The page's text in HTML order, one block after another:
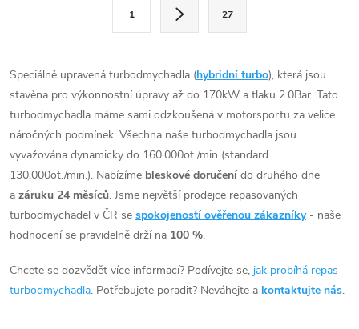
d
a
c
í
p
r
v
k
á
n
k
o
v
á
n
í
1 27
Speciálně upravená turbodmychadla (hybridní turbo), která jsou
stavěna pro výkonnostní úpravy až do 170kW a tlaku 2.0Bar. Tato
turbodmychadla máme sami odzkoušená v motorsportu za velice
náročných podmínek. Všechna naše turbodmychadla jsou
vyvažována dynamicky do 160.000ot./min (standard
130.000ot./min.). Nabízíme bleskové doručení do druhého dne
a záruku 24 měsíců. Jsme největší prodejce repasovaných
turbodmychadel v ČR se spokojeností ověřenou zákazníky- naše
hodnocení se pravidelně drží na 100 %.
Chcete se dozvědět více informací? Podívejte se, jak probíhá repas
turbodmychadla. Potřebujete poradit? Neváhejte a kontaktujte nás.